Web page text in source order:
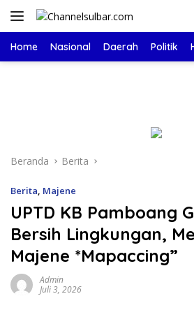
Langsung
Home Nasional Daerah Politik
Beranda Berita
Berita, Majene
UPTD KB Pamboang
Bersih Lingkungan,
Majene *Mapaccing”
Admin
Juli 3, 2026